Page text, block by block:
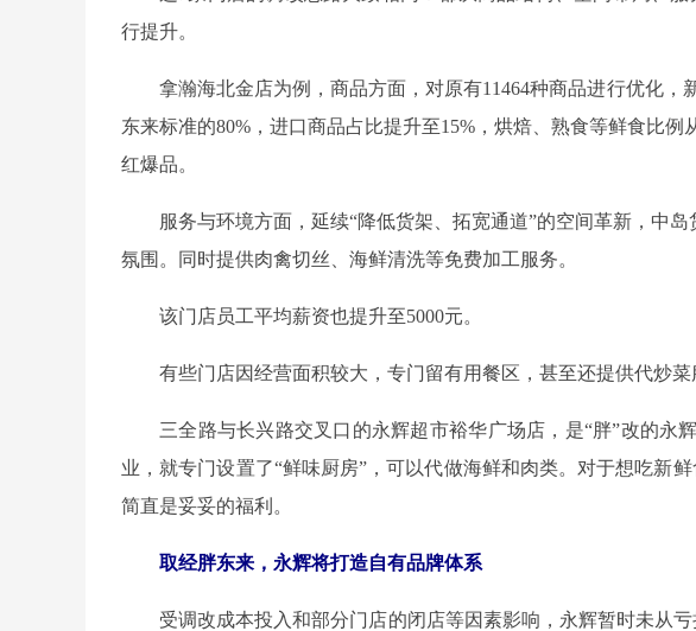
行提升。
拿瀚海北金店为例，商品方面，对原有11464种商品进行优化，
东来标准的80%，进口商品占比提升至15%，烘焙、熟食等鲜食比例
红爆品。
服务与环境方面，延续“降低货架、拓宽通道”的空间革新，中
氛围。同时提供肉禽切丝、海鲜清洗等免费加工服务。
该门店员工平均薪资也提升至5000元。
有些门店因经营面积较大，专门留有用餐区，甚至还提供代炒菜
三全路与长兴路交叉口的永辉超市裕华广场店，是“胖”改的永
业，就专门设置了“鲜味厨房”，可以代做海鲜和肉类。对于想吃新
简直是妥妥的福利。
取经胖东来，永辉将打造自有品牌体系
受调改成本投入和部分门店的闭店等因素影响，永辉暂时未从